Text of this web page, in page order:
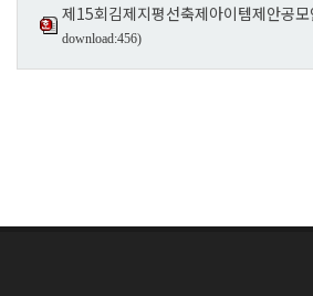
제15회김제지평선축제아이템제안공
download:456)